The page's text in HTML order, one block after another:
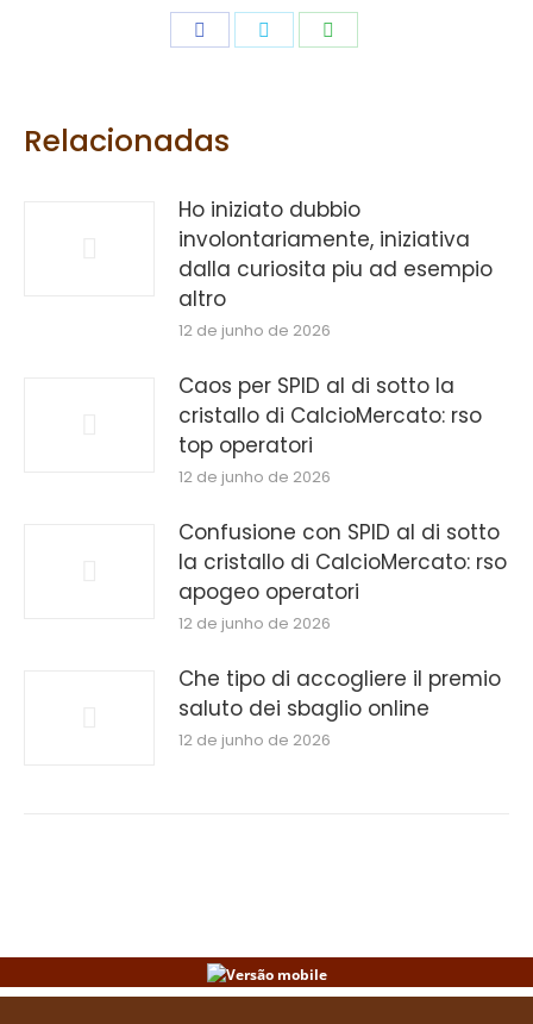
Relacionadas
Ho iniziato dubbio
involontariamente, iniziativa
dalla curiosita piu ad esempio
altro
12 de junho de 2026
Caos per SPID al di sotto la
cristallo di CalcioMercato: rso
top operatori
12 de junho de 2026
Confusione con SPID al di sotto
la cristallo di CalcioMercato: rso
apogeo operatori
12 de junho de 2026
Che tipo di accogliere il premio
saluto dei sbaglio online
12 de junho de 2026